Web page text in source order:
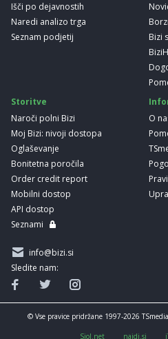
Išči po dejavnostih
Naredi analizo trga
Seznam podjetij
Bizi
Storitve
Naroči polni Bizi
Moj Bizi: nivoji dostopa
Oglaševanje
Bonitetna poročila
Order credit report
Mobilni dostop
API dostop
Seznami
O
info@bizi.si
Sledite nam:
© Vse pravice pridržane 1997-2026
Siol.net najdi.si